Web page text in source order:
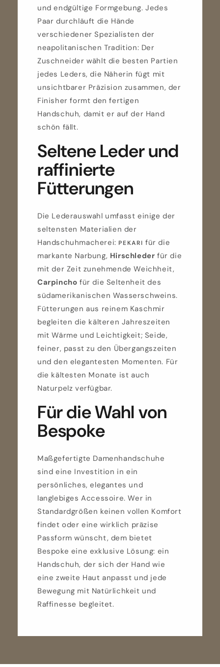
und endgültige Formgebung. Jedes
Paar durchläuft die Hände
verschiedener Spezialisten der
neapolitanischen Tradition: Der
Zuschneider wählt die besten Partien
jedes Leders, die Näherin fügt mit
unsichtbarer Präzision zusammen, der
Finisher formt den fertigen
Handschuh, damit er auf der Hand
schön fällt.
Seltene Leder und
raffinierte
Fütterungen
Die Lederauswahl umfasst einige der
seltensten Materialien der
Handschuhmacherei: PEKARI für die
markante Narbung, Hirschleder für die
mit der Zeit zunehmende Weichheit,
Carpincho für die Seltenheit des
südamerikanischen Wasserschweins.
Fütterungen aus reinem Kaschmir
begleiten die kälteren Jahreszeiten
mit Wärme und Leichtigkeit; Seide,
feiner, passt zu den Übergangszeiten
und den elegantesten Momenten. Für
die kältesten Monate ist auch
Naturpelz verfügbar.
Für die Wahl von
Bespoke
Maßgefertigte Damenhandschuhe
sind eine Investition in ein
persönliches, elegantes und
langlebiges Accessoire. Wer in
Standardgrößen keinen vollen Komfort
findet oder eine wirklich präzise
Passform wünscht, dem bietet
Bespoke eine exklusive Lösung: ein
Handschuh, der sich der Hand wie
eine zweite Haut anpasst und jede
Bewegung mit Natürlichkeit und
Raffinesse begleitet.